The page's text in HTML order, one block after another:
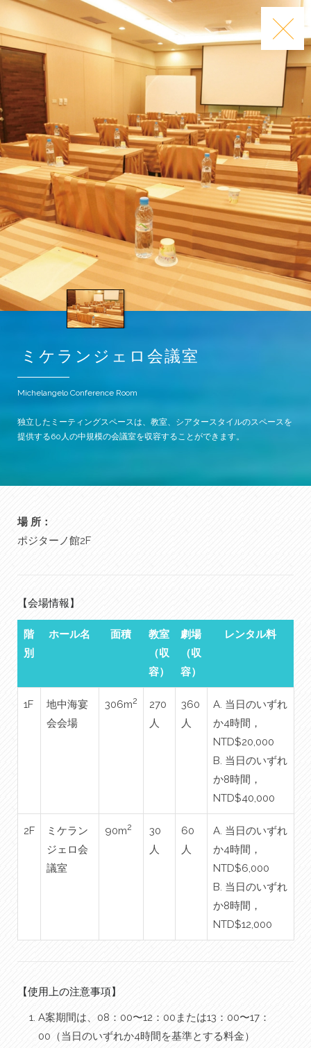
ミケランジェロ会議室
Michelangelo Conference Room
独立したミーティングスペースは、教室、シアタースタイルのスペースを
提供する60人の中規模の会議室を収容することができます。
場 所：
ポジターノ館2F
【会場情報】
階
別
ホール名 面積
教室
（収
容）
劇場
（収
容）
レンタル料
1F
地中海宴
会会場
306m2
270
人
360
人
A. 当日のいずれ
か4時間，
NTD$20,000
B. 当日のいずれ
か8時間，
NTD$40,000
2F
ミケラン
ジェロ会
議室
90m2
30
人
60
人
A. 当日のいずれ
か4時間，
NTD$6,000
B. 当日のいずれ
か8時間，
NTD$12,000
【使用上の注意事項】
A案期間は、08：00〜12：00または13：00〜17：
00（当日のいずれか4時間を基準とする料金）